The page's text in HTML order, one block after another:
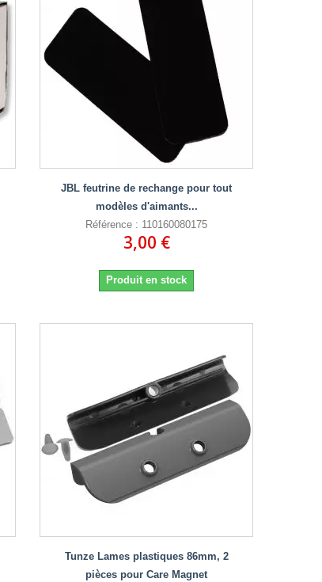
JBL feutrine de rechange pour tout
modèles d'aimants...
Référence : 110160080175
3,00 €
Produit en stock
Tunze Lames plastiques 86mm, 2
pièces pour Care Magnet